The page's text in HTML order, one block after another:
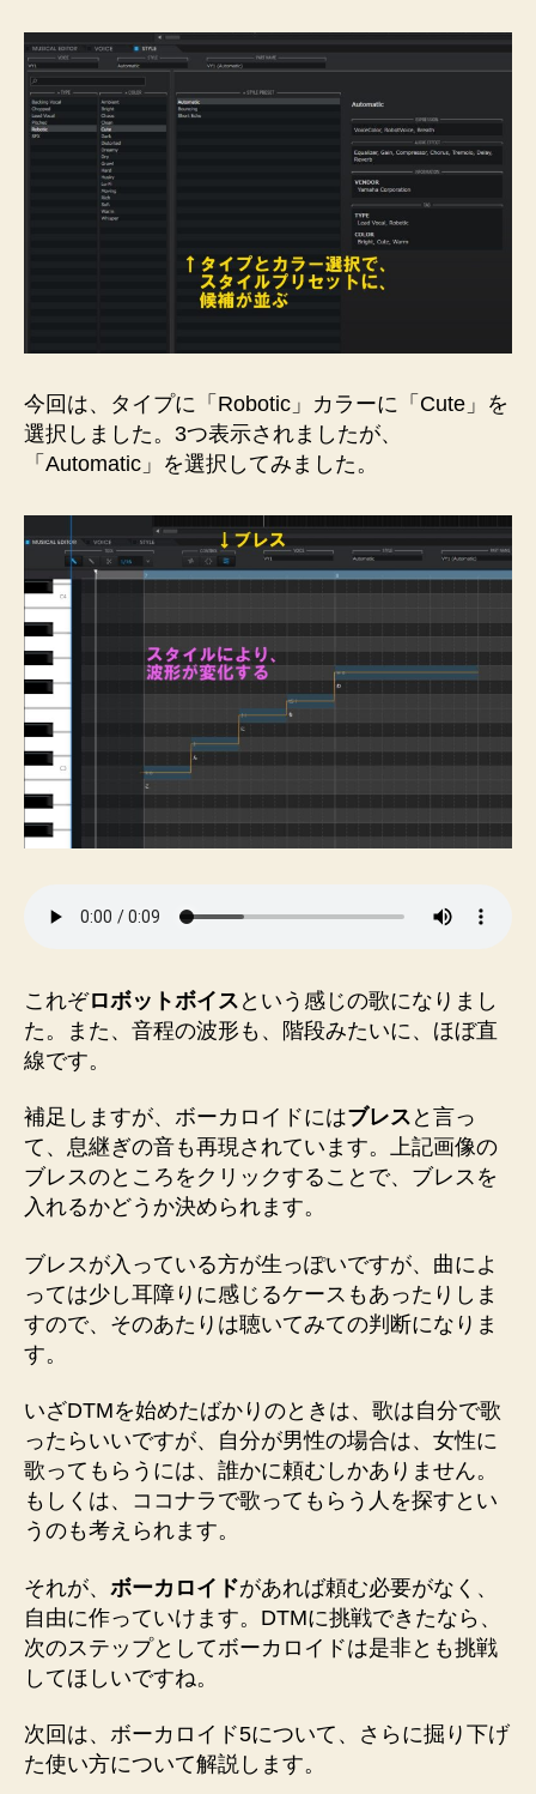
今回は、タイプに「Robotic」カラーに「Cute」を
選択しました。3つ表示されましたが、
「Automatic」を選択してみました。
これぞロボットボイス という感じの歌になりまし
た。また、音程の波形も、階段みたいに、ほぼ直
線です。
補足しますが、ボーカロイドにはブレス と言っ
て、息継ぎの音も再現されています。上記画像の
ブレスのところをクリックすることで、ブレスを
入れるかどうか決められます。
ブレスが入っている方が生っぽいですが、曲によ
っては少し耳障りに感じるケースもあったりしま
すので、そのあたりは聴いてみての判断になりま
す。
いざDTMを始めたばかりのときは、歌は自分で歌
ったらいいですが、自分が男性の場合は、女性に
歌ってもらうには、誰かに頼むしかありません。
もしくは、ココナラで歌ってもらう人を探すとい
うのも考えられます。
それが、 ボーカロイドがあれば頼む必要がなく、
自由に作っていけます。DTMに挑戦できたなら、
次のステップとしてボーカロイドは是非とも挑戦
してほしいですね。
次回は、ボーカロイド5について、さらに掘り下げ
た使い方について解説します。